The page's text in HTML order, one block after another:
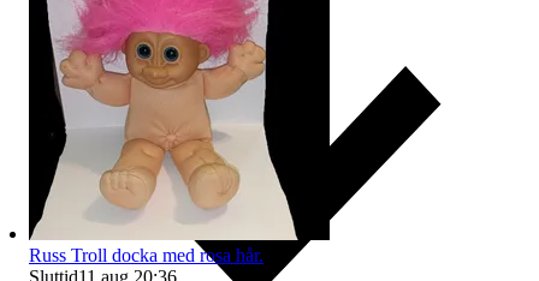
Russ Troll docka med rosa hår.
Sluttid11 aug 20:36.